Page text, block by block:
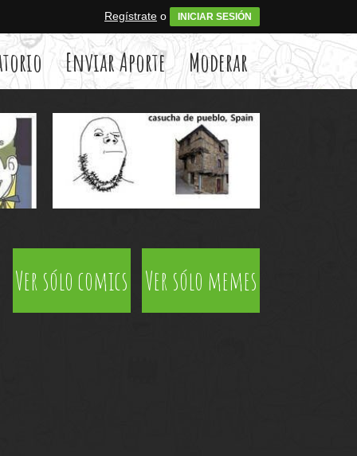
Regístrate o INICIAR SESIÓN
Enviar Aporte Moderar
Ver sólo comics Ver sólo memes